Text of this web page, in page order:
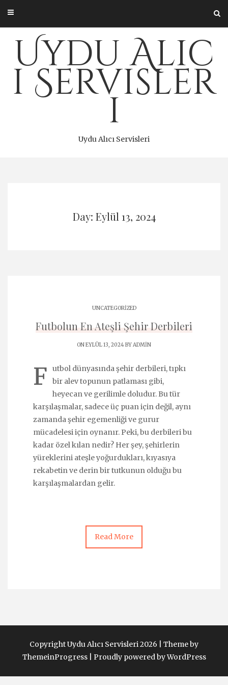
content
Uydu Alıc
ı Servisler
i
Uydu Alıcı Servisleri
Day: Eylül 13, 2024
UNCATEGORIZED
Futbolun En Ateşli Şehir Derbileri
ON EYLÜL 13, 2024 BYADMIN
F
utbol dünyasında şehir derbileri, tıpkı
bir alev topunun patlaması gibi,
heyecan ve gerilimle doludur. Bu tür
karşılaşmalar, sadece üç puan için değil, aynı
zamanda şehir egemenliği ve gurur
mücadelesi için oynanır. Peki, bu derbileri bu
kadar özel kılan nedir? Her şey, şehirlerin
yüreklerini ateşle yoğurdukları, kıyasıya
rekabetin ve derin bir tutkunun olduğu bu
karşılaşmalardan gelir.
Read More
Copyright Uydu Alıcı Servisleri 2026 | Theme by
ThemeinProgress| Proudly powered by WordPress